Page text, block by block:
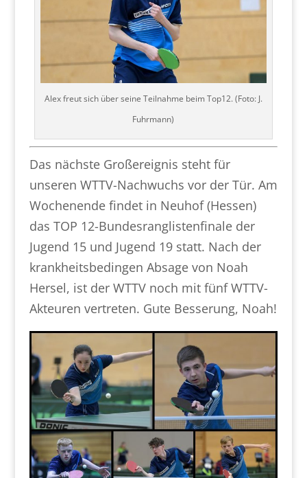
Alex freut sich über seine Teilnahme beim Top12. (Foto: J.
Fuhrmann)
Das nächste Großereignis steht für
unseren WTTV-Nachwuchs vor der Tür. Am
Wochenende findet in Neuhof (Hessen)
das TOP 12-Bundesranglistenfinale der
Jugend 15 und Jugend 19 statt. Nach der
krankheitsbedingen Absage von Noah
Hersel, ist der WTTV noch mit fünf WTTV-
Akteuren vertreten. Gute Besserung, Noah!